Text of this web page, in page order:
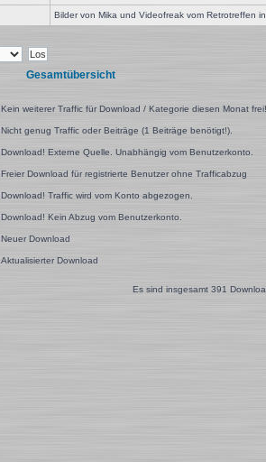
Bilder von Mika und Videofreak vom Retrotreffen in
Gesamtübersicht
Kein weiterer Traffic für Download / Kategorie diesen Monat frei!
Nicht genug Traffic oder Beiträge (1 Beiträge benötigt!).
Download! Externe Quelle. Unabhängig vom Benutzerkonto.
Freier Download für registrierte Benutzer ohne Trafficabzug
Download! Traffic wird vom Konto abgezogen.
Download! Kein Abzug vom Benutzerkonto.
Neuer Download
Aktualisierter Download
Es sind insgesamt 391